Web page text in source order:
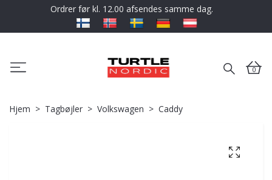
Ordrer før kl. 12.00 afsendes samme dag.
0
Hjem Tagbøjler Volkswagen Caddy